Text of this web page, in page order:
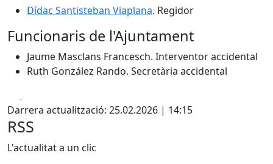
Dídac Santisteban Viaplana. Regidor
Funcionaris de l'Ajuntament
Jaume Masclans Francesch. Interventor accidental
Ruth González Rando. Secretària accidental
Darrera actualització: 25.02.2026 | 14:15
RSS
L'actualitat a un clic